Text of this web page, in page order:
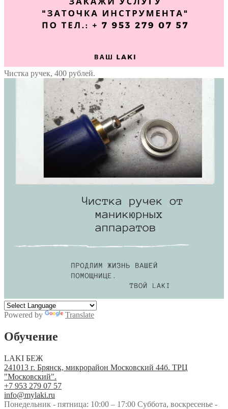
Чистка ручек, 400 рублей.
Powered by Translate
Обучение
LAKI БЕЖ
241013 г. Брянск, микрорайон Московский 44б. ТРЦ
"Московский".
+7 953 279 07 57
info@mylaki.ru
Понедельник - пятница: 10:00 – 17:00 Суббота, воскресенье -